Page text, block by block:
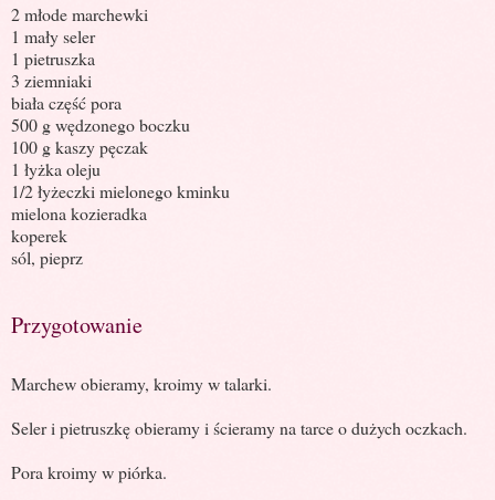
2 młode marchewki
1 mały seler
1 pietruszka
3 ziemniaki
biała część pora
500 g wędzonego boczku
100 g kaszy pęczak
1 łyżka oleju
1/2 łyżeczki mielonego kminku
mielona kozieradka
koperek
sól, pieprz
Przygotowanie
Marchew obieramy, kroimy w talarki.
Seler i pietruszkę obieramy i ścieramy na tarce o dużych oczkach.
Pora kroimy w piórka.